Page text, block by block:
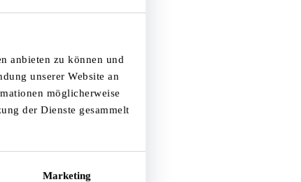
anbieten zu können und
unserer Website an
möglicherweise
der Dienste gesammelt
Marketing